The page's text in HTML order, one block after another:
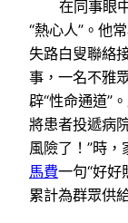
在同事眼
“熱心人”。他
失路白叟聯絡
事，一名不雅
辟“性命通道”
將患者投遞病
風險了！”時
馬費一句“好好
累計為群眾供